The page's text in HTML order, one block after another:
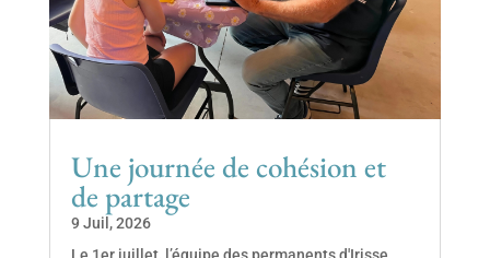
Une journée de cohésion et
de partage
9 Juil, 2026